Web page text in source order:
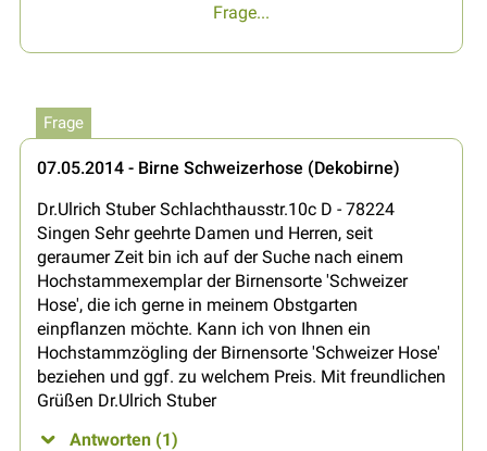
Frage...
Frage
07.05.2014 - Birne Schweizerhose (Dekobirne)
Dr.Ulrich Stuber Schlachthausstr.10c D - 78224
Singen Sehr geehrte Damen und Herren, seit
geraumer Zeit bin ich auf der Suche nach einem
Hochstammexemplar der Birnensorte 'Schweizer
Hose', die ich gerne in meinem Obstgarten
einpflanzen möchte. Kann ich von Ihnen ein
Hochstammzögling der Birnensorte 'Schweizer Hose'
beziehen und ggf. zu welchem Preis. Mit freundlichen
Grüßen Dr.Ulrich Stuber
Antworten (1)